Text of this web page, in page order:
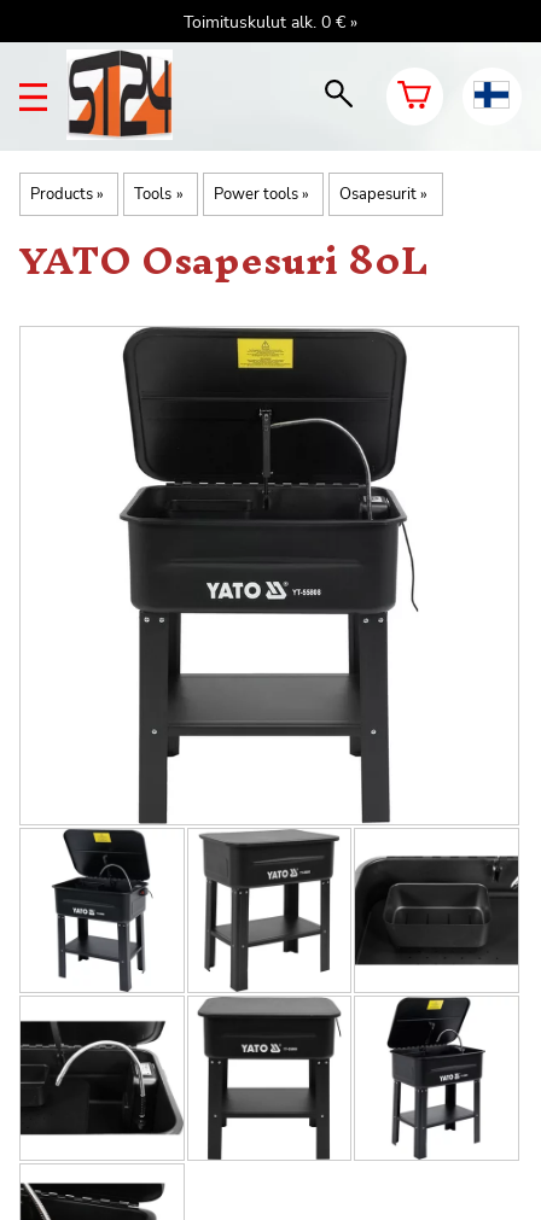
Toimituskulut alk. 0 € »
Products‪» Tools ‪» Power tools‪» Osapesurit‪»
YATOOsapesuri 80L